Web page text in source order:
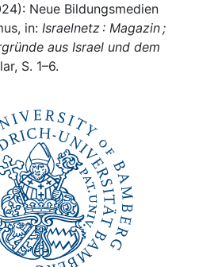
Neue Bildungsmedien
in: Israelnetz : Magazin ;
aus Israel und dem
S. 1–6.